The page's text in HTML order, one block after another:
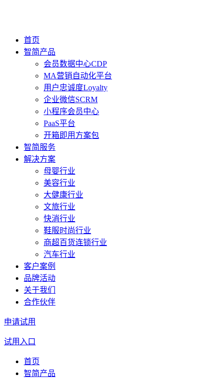
首页
智简产品
会员数据中心CDP
MA营销自动化平台
用户忠诚度Loyalty
企业微信SCRM
小程序会员中心
PaaS平台
开箱即用方案包
智简服务
解决方案
母婴行业
美容行业
大健康行业
文旅行业
快消行业
鞋服时尚行业
商超百货连锁行业
汽车行业
客户案例
品牌活动
关于我们
合作伙伴
申请试用
试用入口
首页
智简产品